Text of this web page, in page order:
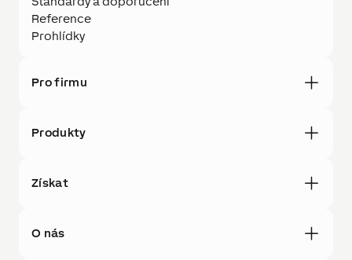
Reference
Prohlídky
Pro firmu
Produkty
Získat
O nás